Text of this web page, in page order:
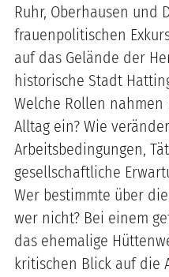
Ruhr, Oberhausen und
frauenpolitischen
auf das Gelände der
historische Stadt
Welche Rollen
Alltag ein? Wie
Arbeitsbedingungen,
gesellschaftliche
Wer bestimmte über
wer nicht? Bei einem
das ehemalige
kritischen Blick auf die